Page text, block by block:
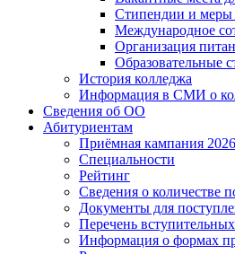
Стипендии и меры
Международное
Организация
Образовательные
История колледжа
Информация в СМИ о
Сведения об ОО
Абитуриентам
Приёмная кампания 2026
Специальности
Рейтинг
Сведения о количестве
Документы для
Перечень
Информация о формах